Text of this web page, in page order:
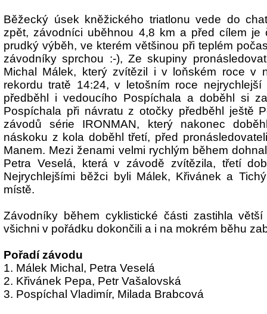
Běžecký úsek kněžického triatlonu vede do
zpět, závodníci uběhnou 4,8 km a před cílem je
prudký výběh, ve kterém většinou při teplém
závodníky sprchou :-), Ze skupiny
Michal Málek, který zvítězil i v loňském roce v
rekordu tratě 14:24, v letošním roce
předběhl i vedoucího Pospíchala a doběhl si
Pospíchala při návratu z otočky předběhl ještě
závodů série IRONMAN, který nakonec
náskoku z kola doběhl třetí, před
Manem. Mezi ženami velmi rychlým během
Petra Veselá, která v závodě zvítězila, třetí
Nejrychlejšími běžci byli Málek, Křivánek a
místě.
Závodníky během cyklistické části zastihla
všichni v pořádku dokončili a i na mokrém běhu
Pořadí závodu
1. Málek Michal, Petra Veselá
2. Křivánek Pepa, Petr Vašalovská
3. Pospíchal Vladimír, Milada Brabcová